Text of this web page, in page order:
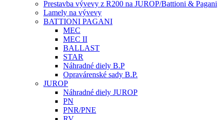
Prestavba vývevy z R200 na JUROP/Battioni & Pagani
Lamely na vývevy
BATTIONI PAGANI
MEC
MEC II
BALLAST
STAR
Náhradné diely B.P
Opravárenské sady B.P.
JUROP
Náhradné diely JUROP
PN
PNR/PNE